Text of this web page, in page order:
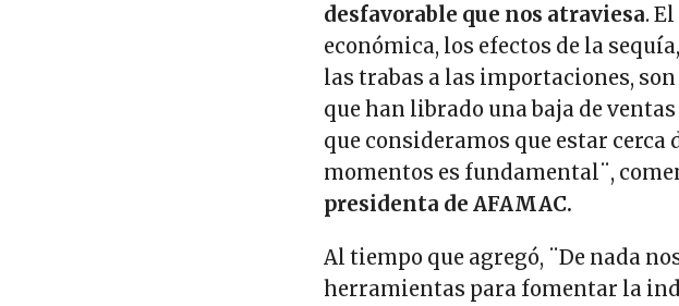
desfavorable que nos atraviesa.
económica, los efectos de la
las trabas a las importaciones,
que han librado una baja de
que consideramos que estar cerca
momentos es fundamental¨,
presidenta de AFAMAC.
Al tiempo que agregó, ¨De nada
herramientas para fomentar la